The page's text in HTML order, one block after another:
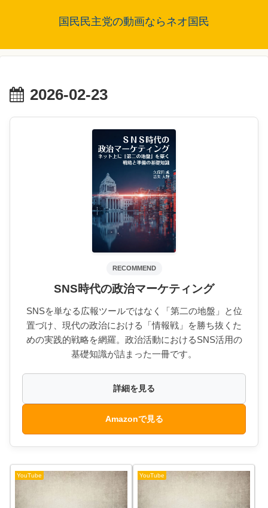
国民民主党の動画ならネオ国民
2026-02-23
RECOMMEND
SNS時代の政治マーケティング
SNSを単なる広報ツールではなく「第二の地盤」と位
置づけ、現代の政治における「情報戦」を勝ち抜くた
めの実践的戦略を網羅。政治活動におけるSNS活用の
基礎知識が詰まった一冊です。
詳細を見る
Amazonで見る
YouTube YouTube